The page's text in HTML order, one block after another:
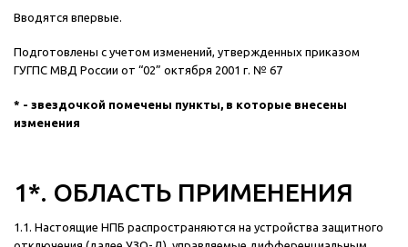
Вводятся впервые.
Подготовлены с учетом изменений, утвержденных приказом
ГУГПС МВД России от “02” октября 2001 г. № 67
* - звездочкой помечены пункты, в которые внесены
изменения
1*. ОБЛАСТЬ ПРИМЕНЕНИЯ
1.1. Настоящие НПБ распространяются на устройства защитного